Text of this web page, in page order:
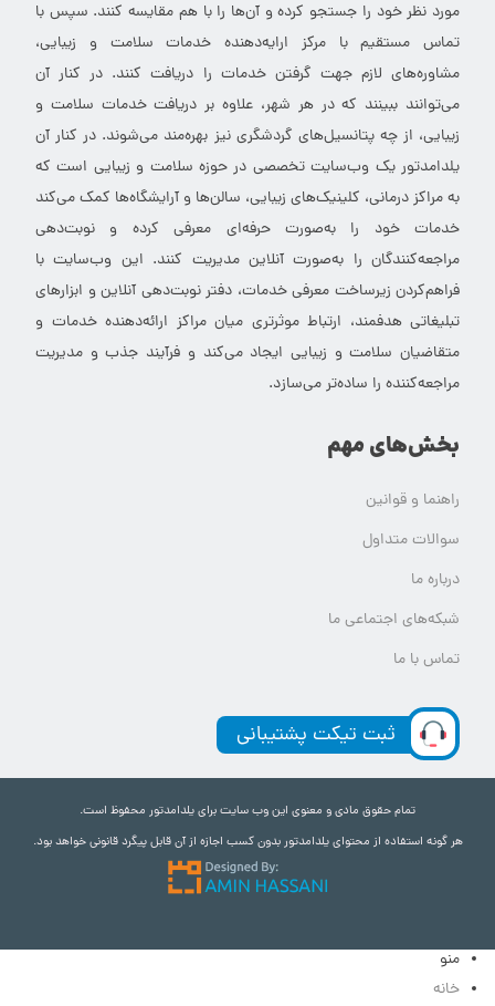
مورد نظر خود را جستجو کرده و آن‌ها را با هم مقایسه کنند. سپس با
تماس مستقیم با مرکز ارایه‌دهنده خدمات سلامت و زیبایی،
مشاوره‌های لازم جهت گرفتن خدمات را دریافت کنند. در کنار آن
می‌توانند ببینند که در هر شهر، علاوه بر دریافت خدمات سلامت و
زیبایی، از چه پتانسیل‌های گردشگری نیز بهره‌مند می‌شوند. در کنار آن
یلدامدتور یک وب‌سایت تخصصی در حوزه سلامت و زیبایی است که
به مراکز درمانی، کلینیک‌های زیبایی، سالن‌ها و آرایشگاه‌ها کمک می‌کند
خدمات خود را به‌صورت حرفه‌ای معرفی کرده و نوبت‌دهی
مراجعه‌کنندگان را به‌صورت آنلاین مدیریت کنند. این وب‌سایت با
فراهم‌کردن زیرساخت معرفی خدمات، دفتر نوبت‌دهی آنلاین و ابزارهای
تبلیغاتی هدفمند، ارتباط موثرتری میان مراکز ارائه‌دهنده خدمات و
متقاضیان سلامت و زیبایی ایجاد می‌کند و فرآیند جذب و مدیریت
مراجعه‌کننده را ساده‌تر می‌سازد.
بخش‌های مهم
راهنما و قوانین
سوالات متداول
درباره ما
شبکه‌های اجتماعی ما
تماس با ما
ثبت تیکت پشتیبانی
تمام حقوق مادی و معنوی این وب سایت برای یلدامدتور محفوظ است.
هر گونه استفاده از محتوای یلدامدتور بدون کسب اجازه از آن قابل پیگرد قانونی خواهد بود.
منو
خانه